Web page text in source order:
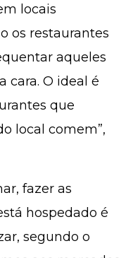
locais
os restaurantes
aqueles
cara. O ideal é
que
local comem”,
fazer as
hospedado é
segundo o